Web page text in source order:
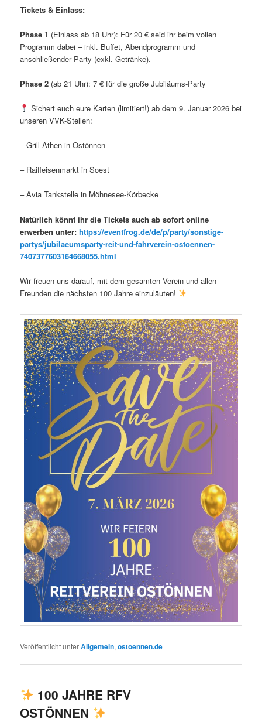
Tickets & Einlass:
Phase 1 (Einlass ab 18 Uhr): Für 20 € seid ihr beim vollen
Programm dabei – inkl. Buffet, Abendprogramm und
anschließender Party (exkl. Getränke).
Phase 2 (ab 21 Uhr): 7 € für die große Jubiläums-Party
Sichert euch eure Karten (limitiert!) ab dem 9. Januar 2026 bei
unseren VVK-Stellen:
– Grill Athen in Ostönnen
– Raiffeisenmarkt in Soest
– Avia Tankstelle in Möhnesee-Körbecke
Natürlich könnt ihr die Tickets auch ab sofort online
erwerben unter: https://eventfrog.de/de/p/party/sonstige-
partys/jubilaeumsparty-reit-und-fahrverein-ostoennen-
7407377603164668055.html
Wir freuen uns darauf, mit dem gesamten Verein und allen
Freunden die nächsten 100 Jahre einzuläuten!
Veröffentlicht unterAllgemein,ostoennen.de
100 JAHRE RFV
OSTÖNNEN